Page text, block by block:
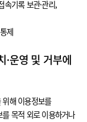
속기록 보관·관리,
제
운영 및 거부에
위해 이용정보를
목적 외로 이용하거나